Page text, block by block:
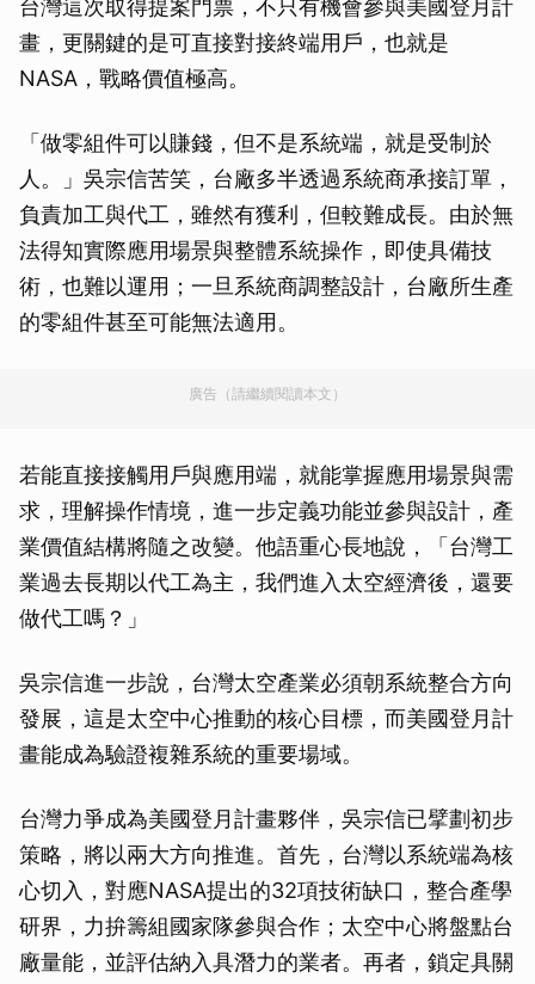
台灣這次取得提案門票，不只有機會參與美國登月計
畫，更關鍵的是可直接對接終端用戶，也就是
NASA，戰略價值極高。
「做零組件可以賺錢，但不是系統端，就是受制於
人。」吳宗信苦笑，台廠多半透過系統商承接訂單，
負責加工與代工，雖然有獲利，但較難成長。由於無
法得知實際應用場景與整體系統操作，即使具備技
術，也難以運用；一旦系統商調整設計，台廠所生產
的零組件甚至可能無法適用。
廣告（請繼續閱讀本文）
若能直接接觸用戶與應用端，就能掌握應用場景與需
求，理解操作情境，進一步定義功能並參與設計，產
業價值結構將隨之改變。他語重心長地說，「台灣工
業過去長期以代工為主，我們進入太空經濟後，還要
做代工嗎？」
吳宗信進一步說，台灣太空產業必須朝系統整合方向
發展，這是太空中心推動的核心目標，而美國登月計
畫能成為驗證複雜系統的重要場域。
台灣力爭成為美國登月計畫夥伴，吳宗信已擘劃初步
策略，將以兩大方向推進。首先，台灣以系統端為核
心切入，對應NASA提出的32項技術缺口，整合產學
研界，力拚籌組國家隊參與合作；太空中心將盤點台
廠量能，並評估納入具潛力的業者。再者，鎖定具關